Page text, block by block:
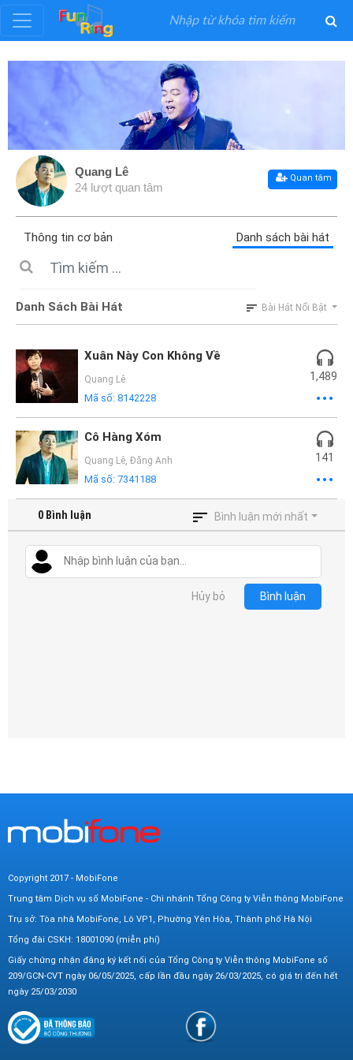
Đăng
nhập
Thể
Nghệ
Mại
Hướng
Dẫn
Funring
Doanh
Nghiệp
Quang Lê
24 lượt quan tâm
Quan tâm
Thông tin cơ bản Danh sách bài hát
Danh Sách Bài Hát Bài Hát Nổi Bật
Xuân Này Con Không Về
Quang Lê
Mã số: 8142228
1,489
Cô Hàng Xóm
Quang Lê, Đăng Anh
Mã số: 7341188
141
0 Bình luận Bình luận mới nhất
Hủy bỏ Bình luận
Copyright 2017 - MobiFone
Trung tâm Dịch vụ số MobiFone - Chi nhánh Tổng Công ty Viễn thông MobiFone
Trụ sở: Tòa nhà MobiFone, Lô VP1, Phường Yên Hòa, Thành phố Hà Nội
Tổng đài CSKH: 18001090 (miễn phí)
Giấy chứng nhận đăng ký kết nối của Tổng Công ty Viễn thông MobiFone số
209/GCN-CVT ngày 06/05/2025, cấp lần đầu ngày 26/03/2025, có giá trị đến hết
ngày 25/03/2030